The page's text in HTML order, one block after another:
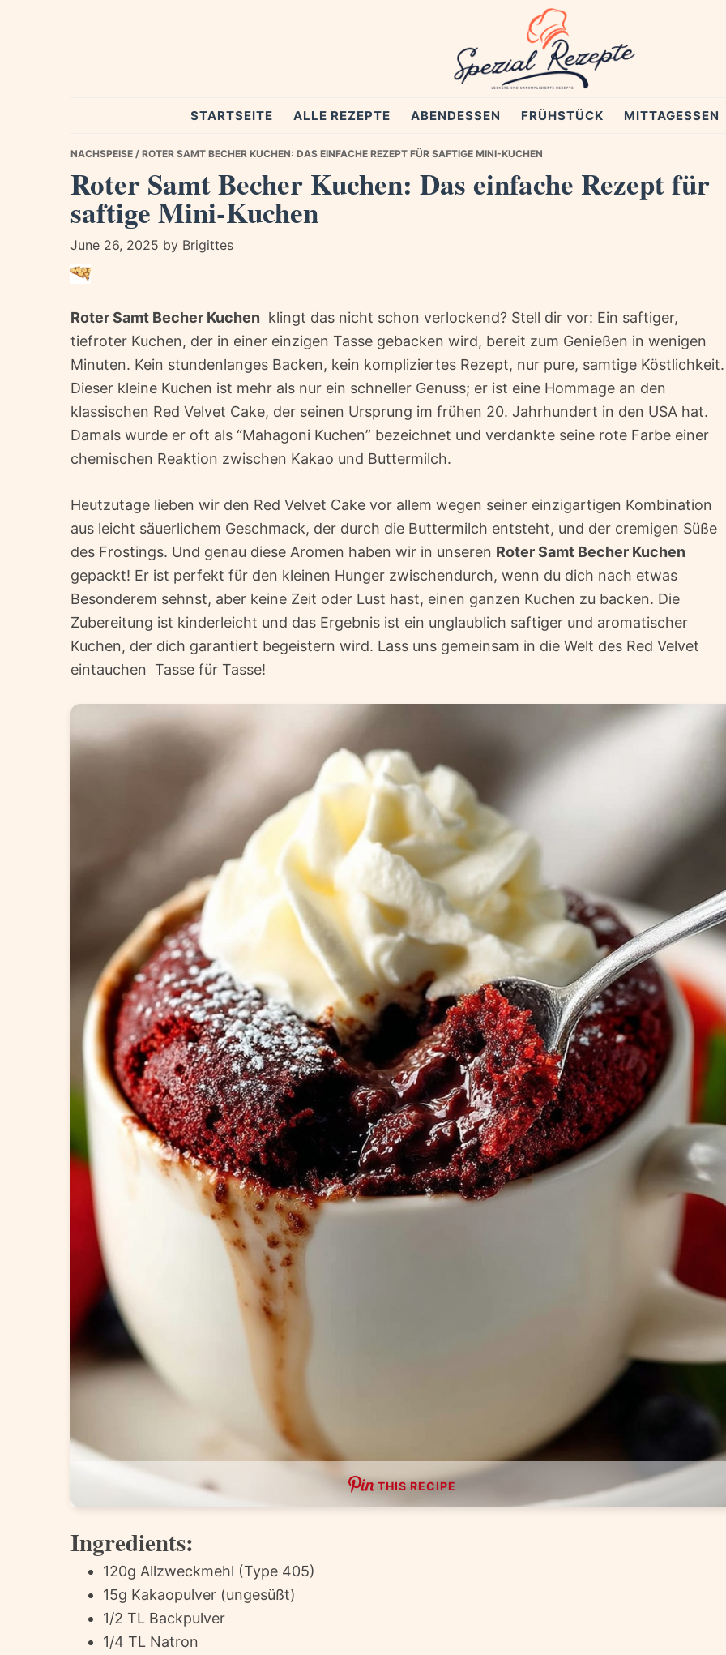
Spezial
Rezepte
STARTSEITE ALLE REZEPTE ABENDESSEN FRÜHSTÜCK MITTAGESSEN
NACHSPEISE / ROTER SAMT BECHER KUCHEN: DAS EINFACHE REZEPT FÜR SAFTIGE MINI-KUCHEN
Roter Samt Becher Kuchen: Das einfache Rezept für
saftige Mini-Kuchen
June 26, 2025 by Brigittes
Roter Samt Becher Kuchen  klingt das nicht schon verlockend? Stell dir vor: Ein saftiger,
tiefroter Kuchen, der in einer einzigen Tasse gebacken wird, bereit zum Genießen in wenigen
Minuten. Kein stundenlanges Backen, kein kompliziertes Rezept, nur pure, samtige Köstlichkeit.
Dieser kleine Kuchen ist mehr als nur ein schneller Genuss; er ist eine Hommage an den
klassischen Red Velvet Cake, der seinen Ursprung im frühen 20. Jahrhundert in den USA hat.
Damals wurde er oft als “Mahagoni Kuchen” bezeichnet und verdankte seine rote Farbe einer
chemischen Reaktion zwischen Kakao und Buttermilch.
Heutzutage lieben wir den Red Velvet Cake vor allem wegen seiner einzigartigen Kombination
aus leicht säuerlichem Geschmack, der durch die Buttermilch entsteht, und der cremigen Süße
des Frostings. Und genau diese Aromen haben wir in unseren Roter Samt Becher Kuchen
gepackt! Er ist perfekt für den kleinen Hunger zwischendurch, wenn du dich nach etwas
Besonderem sehnst, aber keine Zeit oder Lust hast, einen ganzen Kuchen zu backen. Die
Zubereitung ist kinderleicht und das Ergebnis ist ein unglaublich saftiger und aromatischer
Kuchen, der dich garantiert begeistern wird. Lass uns gemeinsam in die Welt des Red Velvet
eintauchen  Tasse für Tasse!
THIS RECIPE
Ingredients:
120g Allzweckmehl (Type 405)
15g Kakaopulver (ungesüßt)
1/2 TL Backpulver
1/4 TL Natron